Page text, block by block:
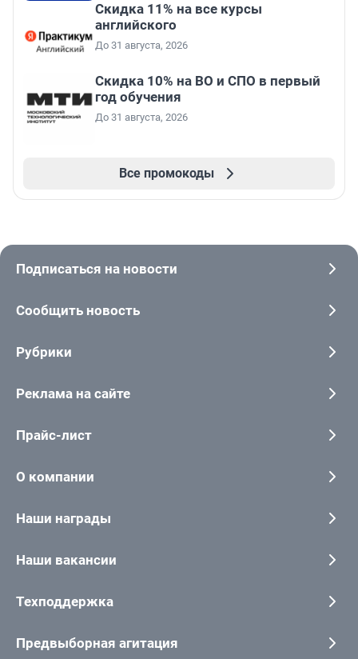
Скидка 11% на все курсы
английского
До 31 августа, 2026
Скидка 10% на ВО и СПО в первый
год обучения
До 31 августа, 2026
Все промокоды
Подписаться на новости
Сообщить новость
Рубрики
Реклама на сайте
Прайс-лист
О компании
Наши награды
Наши вакансии
Техподдержка
Предвыборная агитация